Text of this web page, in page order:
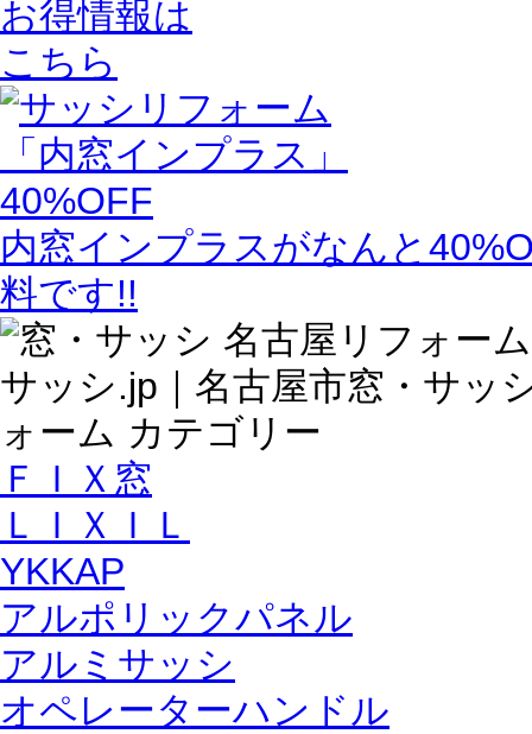
内窓インプラスがなんと
料です!!
ＦＩＸ窓
ＬＩＸＩＬ
YKKAP
アルポリックパネル
アルミサッシ
オペレーターハンドル